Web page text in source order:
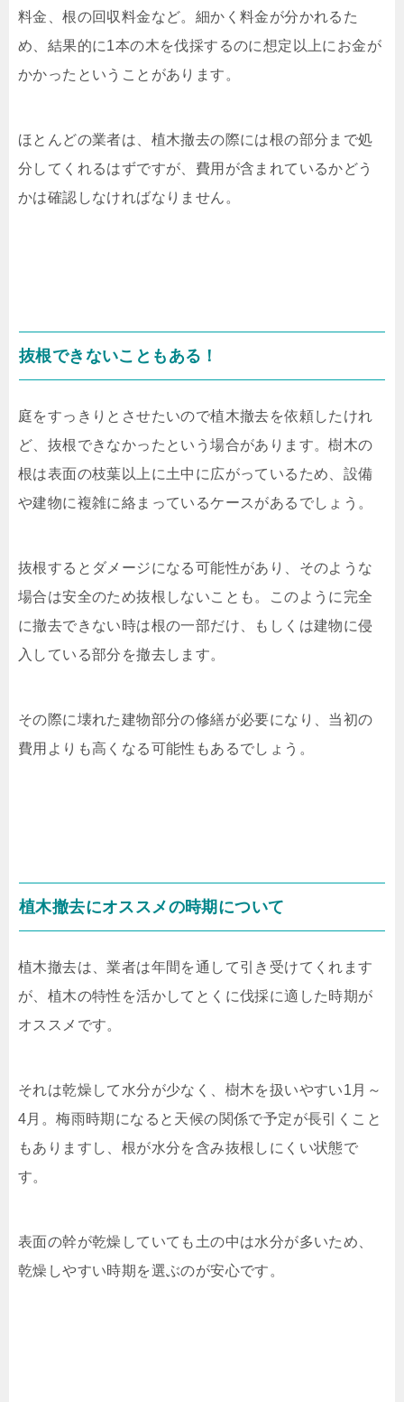
料金、根の回収料金など。細かく料金が分かれるた
め、結果的に1本の木を伐採するのに想定以上にお金が
かかったということがあります。
ほとんどの業者は、植木撤去の際には根の部分まで処
分してくれるはずですが、費用が含まれているかどう
かは確認しなければなりません。
抜根できないこともある！
庭をすっきりとさせたいので植木撤去を依頼したけれ
ど、抜根できなかったという場合があります。樹木の
根は表面の枝葉以上に土中に広がっているため、設備
や建物に複雑に絡まっているケースがあるでしょう。
抜根するとダメージになる可能性があり、そのような
場合は安全のため抜根しないことも。このように完全
に撤去できない時は根の一部だけ、もしくは建物に侵
入している部分を撤去します。
その際に壊れた建物部分の修繕が必要になり、当初の
費用よりも高くなる可能性もあるでしょう。
植木撤去にオススメの時期について
植木撤去は、業者は年間を通して引き受けてくれます
が、植木の特性を活かしてとくに伐採に適した時期が
オススメです。
それは乾燥して水分が少なく、樹木を扱いやすい1 月～
4月。梅雨時期になると天候の関係で予定が長引くこと
もありますし、根が水分を含み抜根しにくい状態で
す。
表面の幹が乾燥していても土の中は水分が多いため、
乾燥しやすい時期を選ぶのが安心です。